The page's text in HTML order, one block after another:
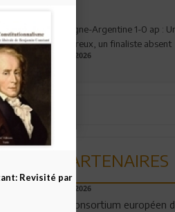
Espagne-Argentine 1-0 ap :
valeureux, un finaliste absent
19.07.2026
PARTENAIRES
06.08.2026
Un consortium européen
Revisité par